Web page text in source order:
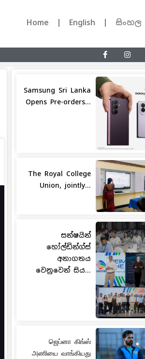
Home English සිංහල
Samsung Sri Lanka
Opens Pre-orders...
The Royal College
Union, jointly...
සන්ෂයින්
හෝල්ඩින්ග්ස්
අනාගතය
වෙනුවෙන් සිය...
ஜெப்னா கிங்ஸ்
அணியை வாங்கியது